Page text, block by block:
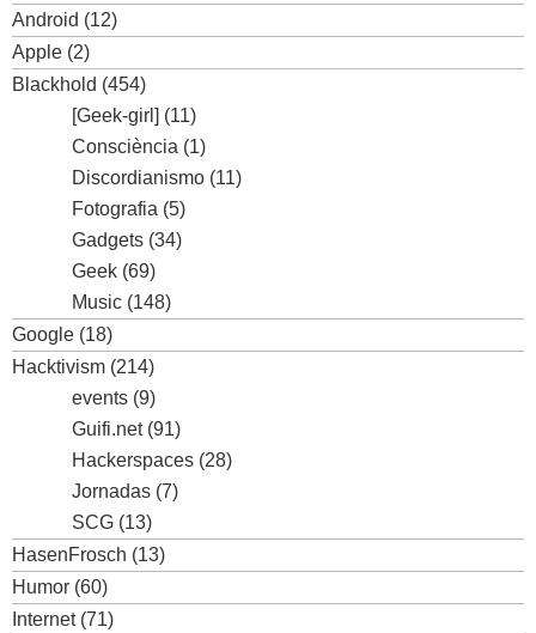
Android (12)
Apple (2)
Blackhold (454)
[Geek-girl] (11)
Consciència (1)
Discordianismo (11)
Fotografia (5)
Gadgets (34)
Geek (69)
Music (148)
Google (18)
Hacktivism (214)
events (9)
Guifi.net(91)
Hackerspaces (28)
Jornadas (7)
SCG (13)
HasenFrosch (13)
Humor (60)
Internet(71)